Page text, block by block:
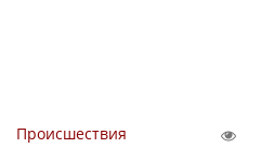
Происшествия